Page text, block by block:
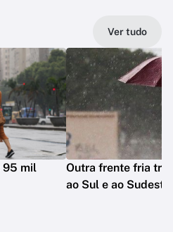
Ver tudo
95 mil
Outra frente fria
ao Sul e ao Sudeste